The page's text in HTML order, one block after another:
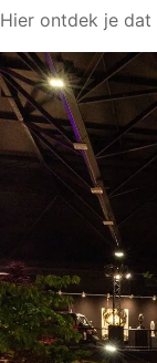
Hier ontdek je dat